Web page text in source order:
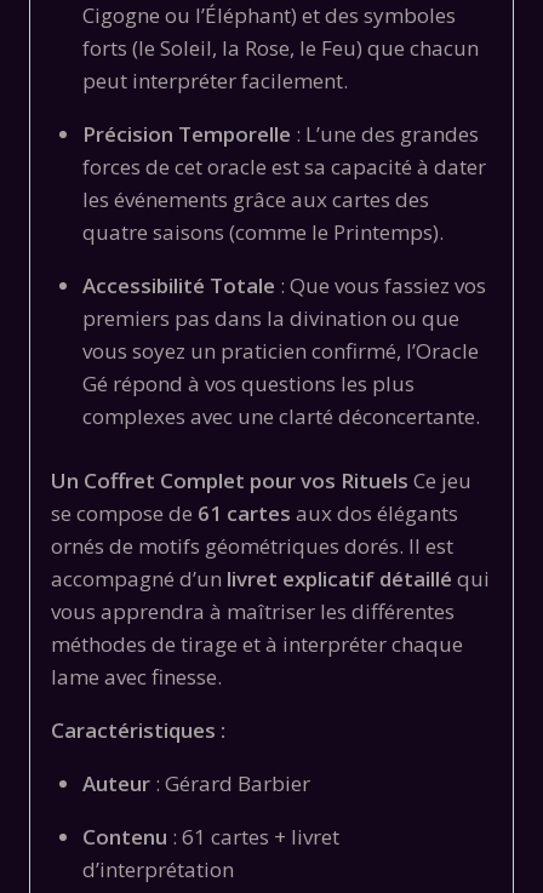
Cigogne ou l’Éléphant) et des symboles
forts (le Soleil, la Rose, le Feu) que chacun
peut interpréter facilement.
Précision Temporelle : L’une des grandes
forces de cet oracle est sa capacité à dater
les événements grâce aux cartes des
quatre saisons (comme le Printemps).
Accessibilité Totale : Que vous fassiez vos
premiers pas dans la divination ou que
vous soyez un praticien confirmé, l’Oracle
Gé répond à vos questions les plus
complexes avec une clarté déconcertante.
Un Coffret Complet pour vos Rituels Ce jeu
se compose de 61 cartes aux dos élégants
ornés de motifs géométriques dorés. Il est
accompagné d’un livret explicatif détaillé qui
vous apprendra à maîtriser les différentes
méthodes de tirage et à interpréter chaque
lame avec finesse.
Caractéristiques :
Auteur: Gérard Barbier
Contenu : 61 cartes + livret
d’interprétation